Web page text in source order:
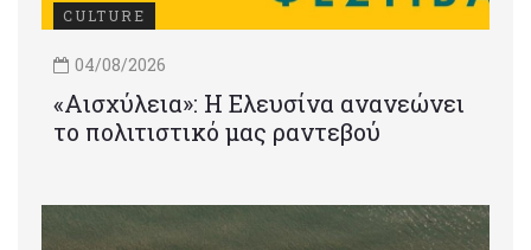
CULTURE
04/08/2026
«Αισχύλεια»: Η Ελευσίνα ανανεώνει
το πολιτιστικό μας ραντεβού